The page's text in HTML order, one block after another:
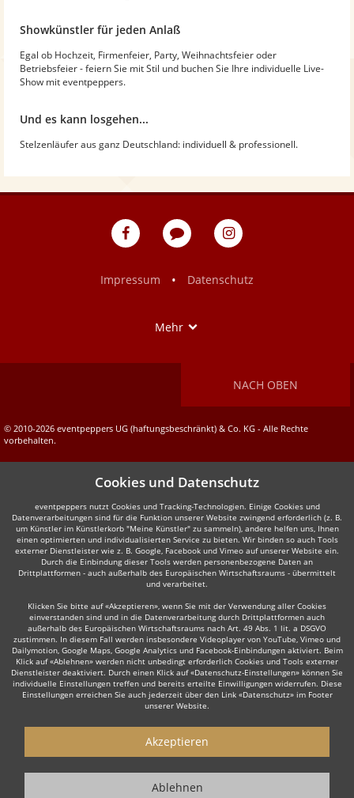
Showkünstler für jeden Anlaß
Egal ob Hochzeit, Firmenfeier, Party, Weihnachtsfeier oder
Betriebsfeier - feiern Sie mit Stil und buchen Sie Ihre individuelle Live-
Show mit eventpeppers.
Und es kann losgehen...
Stelzenläufer aus ganz Deutschland: individuell & professionell.
eventpeppers
Blog
eventpeppers
Impressum
• Datenschutz
Mehr
NACH OBEN
© 2010-2026 eventpeppers UG (haftungsbeschränkt) & Co. KG - Alle Rechte
vorbehalten.
Cookies und Datenschutz
eventpeppers nutzt Cookies und Tracking-Technologien. Einige Cookies und
Datenverarbeitungen sind für die Funktion unserer Website zwingend erforderlich (z. B.
um Künstler im Künstlerkorb "Meine Künstler" zu sammeln), andere helfen uns, Ihnen
einen optimierten und individualisierten Service zu bieten. Wir binden so auch Tools
externer Dienstleister wie z. B. Google, Facebook und Vimeo auf unserer Website ein.
Durch die Einbindung dieser Tools werden personenbezogene Daten an
Drittplattformen - auch außerhalb des Europäischen Wirtschaftsraums - übermittelt
und verarbeitet.
Klicken Sie bitte auf «Akzeptieren», wenn Sie mit der Verwendung aller Cookies
einverstanden sind und in die Datenverarbeitung durch Drittplattformen auch
außerhalb des Europäischen Wirtschaftsraums nach Art. 49 Abs. 1 lit. a DSGVO
zustimmen. In diesem Fall werden insbesondere Videoplayer von YouTube, Vimeo und
Dailymotion, Google Maps, Google Analytics und Facebook-Einbindungen aktiviert. Beim
Klick auf «Ablehnen» werden nicht unbedingt erforderlich Cookies und Tools externer
Dienstleister deaktiviert. Durch einen Klick auf «Datenschutz-Einstellungen» können Sie
individuelle Einstellungen treffen und bereits erteilte Einwilligungen widerrufen. Diese
Einstellungen erreichen Sie auch jederzeit über den Link «Datenschutz» im Footer
unserer Website.
Akzeptieren
Ablehnen